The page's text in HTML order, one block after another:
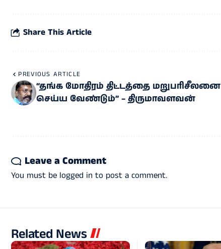
Share This Article
PREVIOUS ARTICLE
“தங்க மோதிரம் திட்டத்தை மறுபரிசீலனை
செய்ய வேண்டும்” – திருமாவளவன்
Leave a Comment
You must be logged in to post a comment.
Related News